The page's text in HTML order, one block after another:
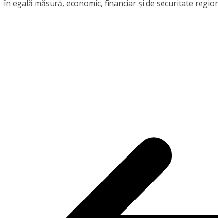
în egală măsură, economic, financiar și de securitate